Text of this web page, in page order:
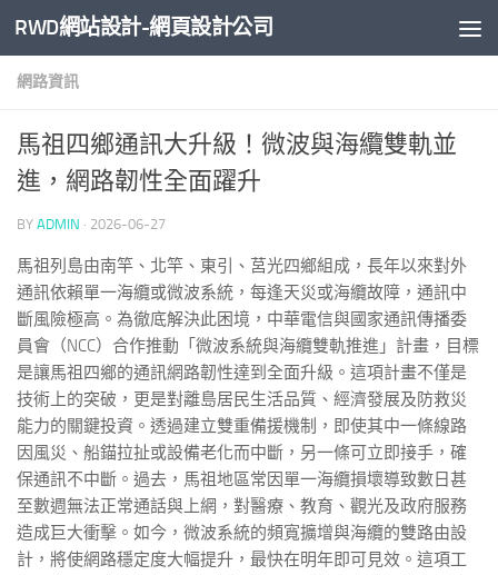
Skip to content
RWD網站設計-網頁設計公司
網路資訊
馬祖四鄉通訊大升級！微波與海纜雙軌並
進，網路韌性全面躍升
BY ADMIN · 2026-06-27
馬祖列島由南竿、北竿、東引、莒光四鄉組成，長年以來對外
通訊依賴單一海纜或微波系統，每逢天災或海纜故障，通訊中
斷風險極高。為徹底解決此困境，中華電信與國家通訊傳播委
員會（NCC）合作推動「微波系統與海纜雙軌推進」計畫，目標
是讓馬祖四鄉的通訊網路韌性達到全面升級。這項計畫不僅是
技術上的突破，更是對離島居民生活品質、經濟發展及防救災
能力的關鍵投資。透過建立雙重備援機制，即使其中一條線路
因風災、船錨拉扯或設備老化而中斷，另一條可立即接手，確
保通訊不中斷。過去，馬祖地區常因單一海纜損壞導致數日甚
至數週無法正常通話與上網，對醫療、教育、觀光及政府服務
造成巨大衝擊。如今，微波系統的頻寬擴增與海纜的雙路由設
計，將使網路穩定度大幅提升，最快在明年即可見效。這項工